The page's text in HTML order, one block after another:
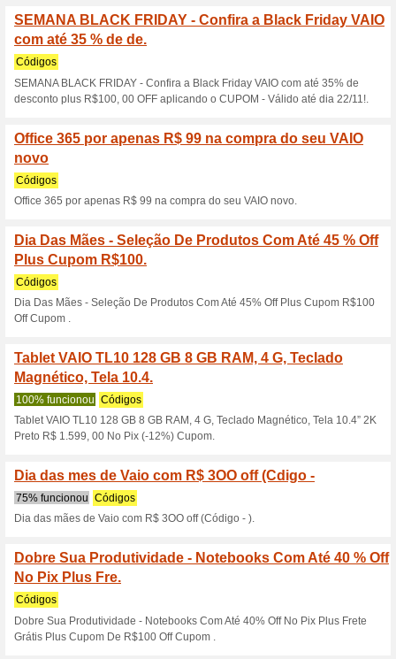
R$ 350, 00 de desconto
R$3.000 off no VAIOZ
63% funcionou
R$3.000 off no VAIOZ.
R$ 180,00 de
60% funcionou
R$ 180, 00 de desconto em
Notebook VAIO
16GB 512GB SSD
100% funcionou